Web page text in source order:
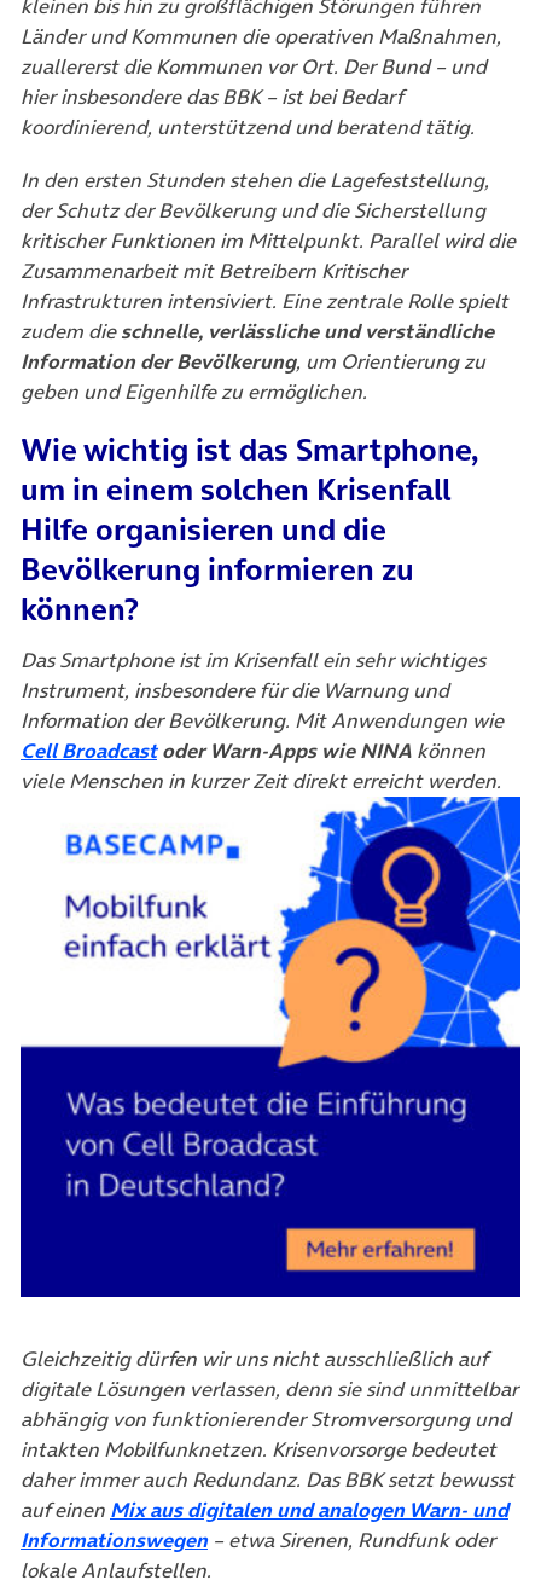
kleinen bis hin zu großflächigen Störungen führen
Länder und Kommunen die operativen Maßnahmen,
zuallererst die Kommunen vor Ort. Der Bund – und
hier insbesondere das BBK – ist bei Bedarf
koordinierend, unterstützend und beratend tätig.
In den ersten Stunden stehen die Lagefeststellung,
der Schutz der Bevölkerung und die Sicherstellung
kritischer Funktionen im Mittelpunkt. Parallel wird die
Zusammenarbeit mit Betreibern Kritischer
Infrastrukturen intensiviert. Eine zentrale Rolle spielt
zudem dieschnelle, verlässliche und verständliche
Information der Bevölkerung, um Orientierung zu
geben und Eigenhilfe zu ermöglichen.
Wie wichtig ist das Smartphone,
um in einem solchen Krisenfall
Hilfe organisieren und die
Bevölkerung informieren zu
können?
Das Smartphone ist im Krisenfall ein sehr wichtiges
Instrument, insbesondere für die Warnung und
Information der Bevölkerung. Mit Anwendungen wie
Cell Broadcast(öffnet in neuem Tab)
oder Warn-Apps wie NINA können
viele Menschen in kurzer Zeit direkt erreicht werden.
Gleichzeitig dürfen wir uns nicht ausschließlich auf
digitale Lösungen verlassen, denn sie sind unmittelbar
abhängig von funktionierender Stromversorgung und
intakten Mobilfunknetzen. Krisenvorsorge bedeutet
daher immer auch Redundanz. Das BBK setzt bewusst
auf einen Mix aus digitalen und analogen Warn- und
Informationswegen(öffnet in neuem Tab)
– etwa Sirenen, Rundfunk oder
lokale Anlaufstellen.